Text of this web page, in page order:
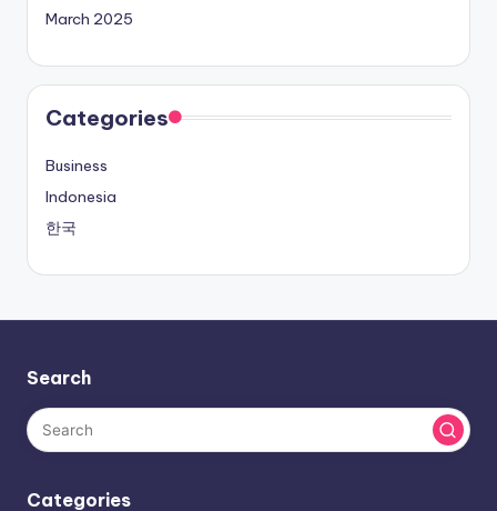
March 2025
Categories
Business
Indonesia
한국
Search
Categories